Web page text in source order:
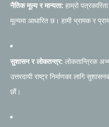
नैतिक मूल्य र मान्यता: हाम्रो
मूल्यमा आधारित छ। हामी भ्रामक र
सुशासन र लोकतन्त्र: लोकतान्त्रिक
उत्तरदायी राष्ट्र निर्माणका लागि
छौं।